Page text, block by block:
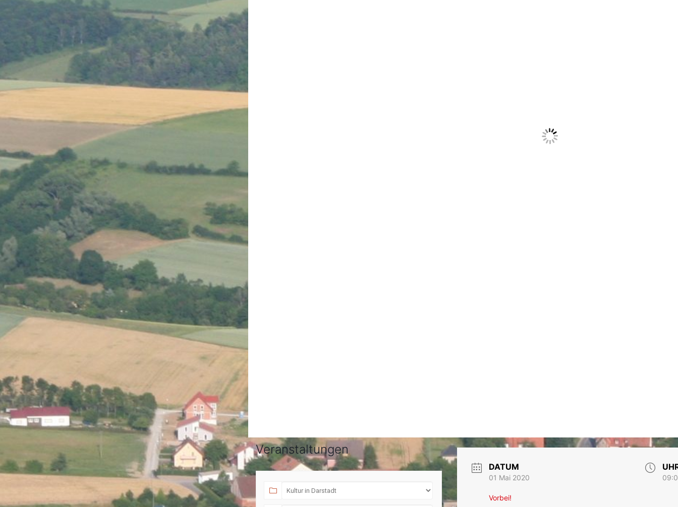
Veranstaltungen
DATUM
01 Mai 2020
Vorbei!